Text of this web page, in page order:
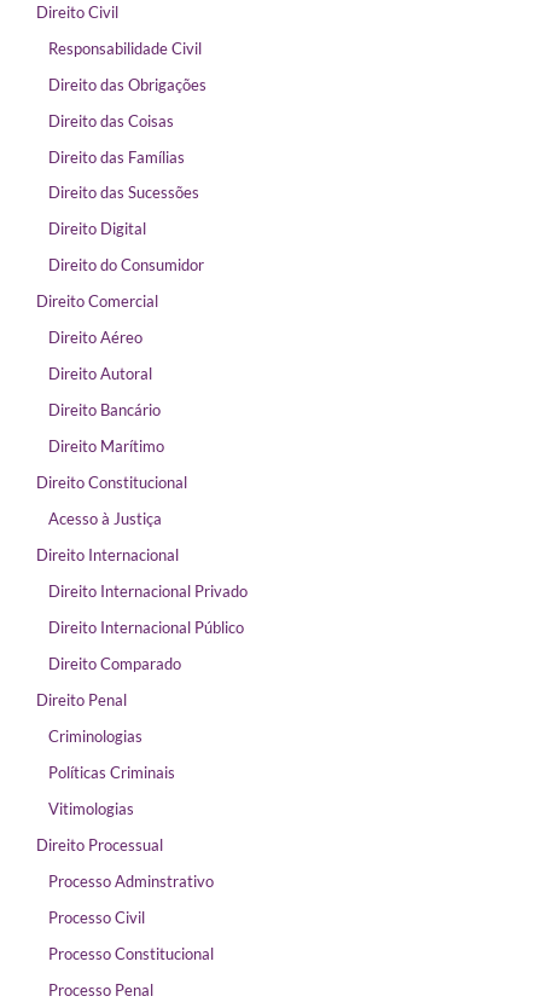
Direito Civil
Responsabilidade Civil
Direito das Obrigações
Direito das Coisas
Direito das Famílias
Direito das Sucessões
Direito Digital
Direito do Consumidor
Direito Comercial
Direito Aéreo
Direito Autoral
Direito Bancário
Direito Marítimo
Direito Constitucional
Acesso à Justiça
Direito Internacional
Direito Internacional Privado
Direito Internacional Público
Direito Comparado
Direito Penal
Criminologias
Políticas Criminais
Vitimologias
Direito Processual
Processo Adminstrativo
Processo Civil
Processo Constitucional
Processo Penal